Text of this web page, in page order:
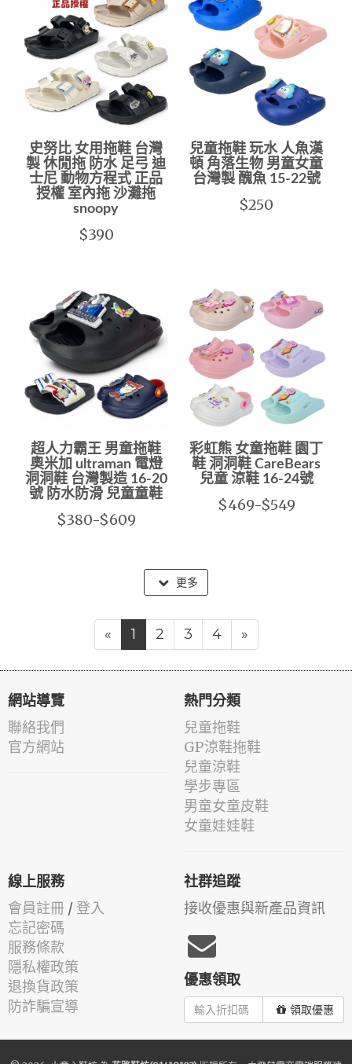
史努比 女用拖鞋 台灣
製 休閒拖 防水 足弓 迪
士尼 動物方程式 正品
授權 室內拖 沙灘拖
snoopy
$390
兒童拖鞋 玩水 人魚漢
頓 角落生物 男童女童
台灣製 醜魚 15-22號
$250
超人力霸王 男童拖鞋
奧米加 ultraman 電燈
洞洞鞋 台灣製造 16-20
號 防水防滑 兒童童鞋
$380-$609
彩虹熊 女童拖鞋 園丁
鞋 洞洞鞋 CareBears
兒童 涼鞋 16-24號
$469-$549
更多
« 1 2 3 4 »
網站導覽
聯絡我們
官方網站
熱門分類
兒童拖鞋
GP涼鞋拖鞋
兒童涼鞋
學步專區
男童女童皮鞋
女童娃娃鞋
線上服務
會員註冊 / 登入
忘記密碼
服務條款
隱私權政策
退換貨政策
防詐騙宣導
社群追蹤
接收優惠與新產品資訊
優惠領取
領取優惠